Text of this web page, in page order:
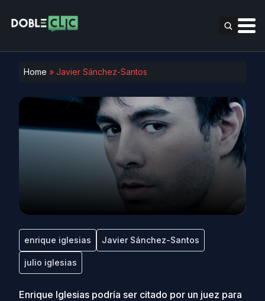
Home » Javier Sánchez-Santos
enrique iglesias Javier Sánchez-Santos
julio iglesias
Enrique Iglesias podría ser citado por un juez para